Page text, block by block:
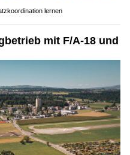
lernen
mit F/A-18 und